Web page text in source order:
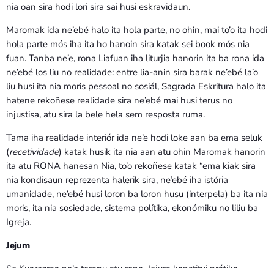
nia oan sira hodi lori sira sai husi eskravidaun.
Maromak ida ne’ebé halo ita hola parte, no ohin, mai to’o ita hodi
hola parte mós iha ita ho hanoin sira katak sei book mós nia
fuan. Tanba ne’e, rona Liafuan iha liturjia hanorin ita ba rona ida
ne’ebé los liu no realidade: entre lia-anin sira barak ne’ebé la’o
liu husi ita nia moris pessoal no sosiál, Sagrada Eskritura halo ita
hatene rekoñese realidade sira ne’ebé mai husi terus no
injustisa, atu sira la bele hela sem resposta ruma.
Tama iha realidade interiór ida ne’e hodi loke aan ba ema seluk
(recetividade) katak husik ita nia aan atu ohin Maromak hanorin
ita atu RONA hanesan Nia, to’o rekoñese katak “ema kiak sira
nia kondisaun reprezenta halerik sira, ne’ebé iha istória
umanidade, ne’ebé husi loron ba loron husu (interpela) ba ita nia
moris, ita nia sosiedade, sistema polítika, ekonómiku no liliu ba
Igreja.
Jejum